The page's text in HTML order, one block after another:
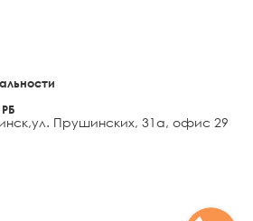
,ул. Прушинских, 31а, офис 29